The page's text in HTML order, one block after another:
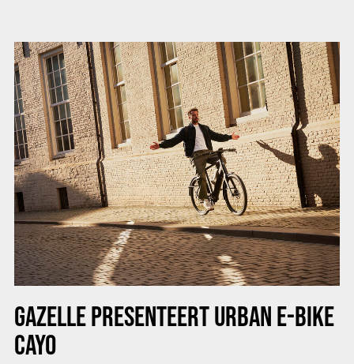
GAZELLE PRESENTEERT URBAN E-BIKE
CAYO